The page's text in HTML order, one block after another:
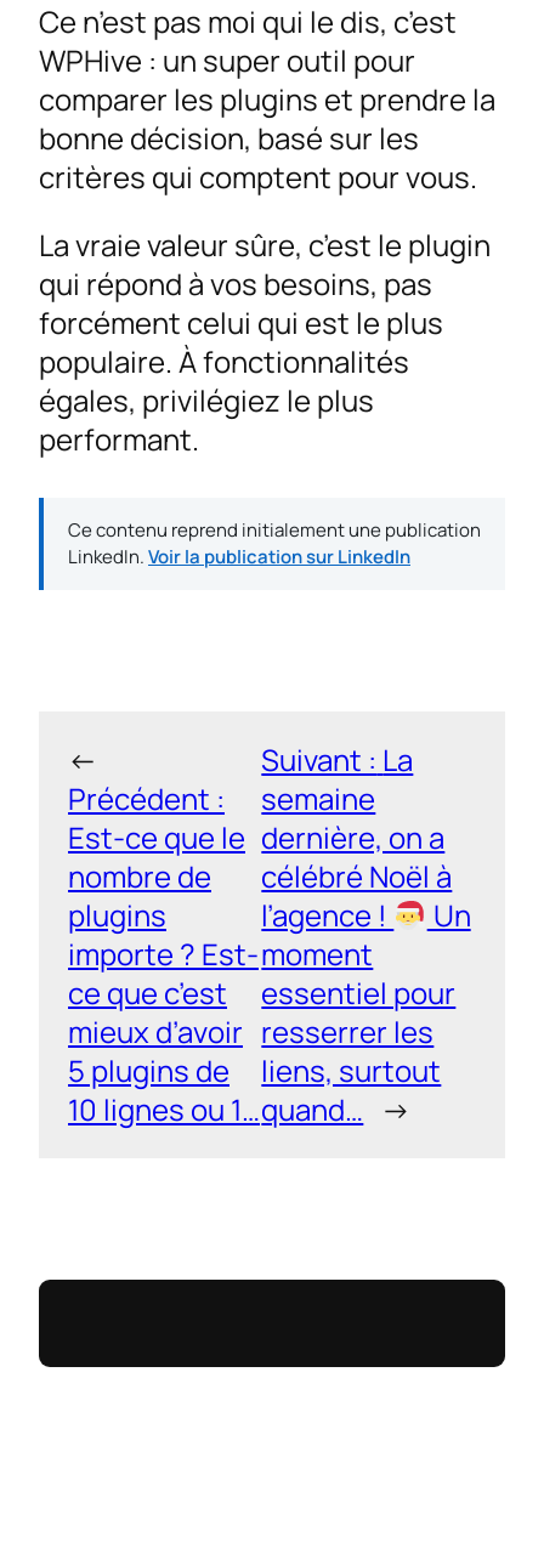
Ce n’est pas moi qui le dis, c’est
WPHive : un super outil pour
comparer les plugins et prendre la
bonne décision, basé sur les
critères qui comptent pour vous.
La vraie valeur sûre, c’est le plugin
qui répond à vos besoins, pas
forcément celui qui est le plus
populaire. À fonctionnalités
égales, privilégiez le plus
performant.
Ce contenu reprend initialement une publication
LinkedIn.Voir la publication sur LinkedIn
←
Précédent :
Est-ce que le
nombre de
plugins
importe ? Est-
ce que c’est
mieux d’avoir
5 plugins de
10 lignes ou 1…
Suivant : La
semaine
dernière, on a
célébré Noël à
l’agence !
Un
moment
essentiel pour
resserrer les
liens, surtout
quand… →